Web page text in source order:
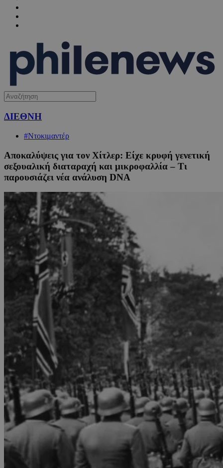
ΔΙΕΘΝΗ
#Ντοκιμαντέρ
Αποκαλύψεις για τον Χίτλερ: Είχε κρυφή γενετική
σεξουαλική διαταραχή και μικροφαλλία – Τι
παρουσιάζει νέα ανάλυση DNA